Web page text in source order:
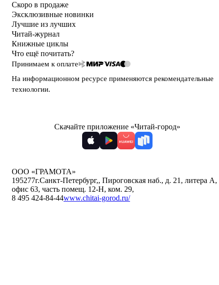
Скоро в продаже
Эксклюзивные новинки
Лучшие из лучших
Читай-журнал
Книжные циклы
Что ещё почитать?
Принимаем к оплате
На информационном ресурсе применяются рекомендательные
технологии.
Скачайте приложение «Читай-город»
ООО «ГРАМОТА»
195277г.Санкт-Петербург,, Пироговская наб., д. 21, литера А,
офис 63, часть помещ. 12-Н, ком. 29,
8 495 424-84-44www.chitai-gorod.ru/